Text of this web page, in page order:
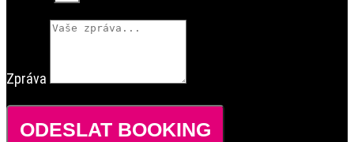
Zpráva
ODESLAT BOOKING